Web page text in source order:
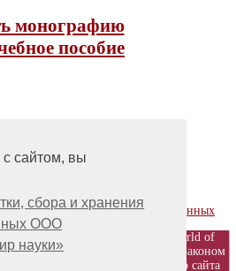
сайтом, вы
сбора и хранения
ООО
науки»
монографию
пособие
и хранения персональных данных
\ «Publishing company «World of
на сайте, охраняются Законом
любых материалов этого сайта